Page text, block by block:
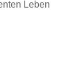
Leben